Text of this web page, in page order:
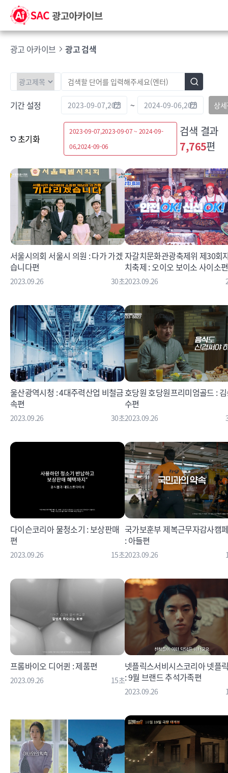
광고 아카이브 광고 검색
기간 설정 ~ 상
초기화
2023-09-07,2023-09-07 ~ 2024-09-
06,2024-09-06
검색 결과
7,765편
서울시의회 서울시 의원 : 다가 가겠
습니다편
2023.09.26 30초
자갈치문화관광축제위 제30회
치축제 : 오이오 보이소 사이소편
2023.09.26
울산광역시청 : 4대주력산업 비철금
속편
2023.09.26 30초
호당원 호당원프리미엄골드 :
수편
2023.09.26
다이슨코리아 물청소기 : 보상판매
편
2023.09.26 15초
국가보훈부 제복근무자감사캠
: 아들편
2023.09.26
프롬바이오 디어퀸 : 제품편
2023.09.26 15초
넷플릭스서비시스코리아 넷플
: 9월 브랜드 추석가족편
2023.09.26